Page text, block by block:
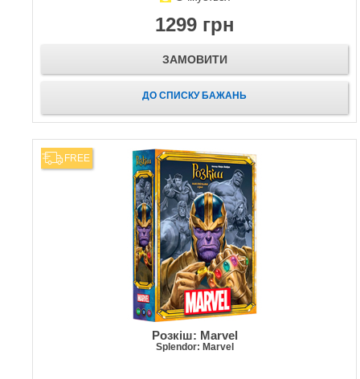
1299 грн
ЗАМОВИТИ
ДО СПИСКУ БАЖАНЬ
FREE
Розкіш: Marvel
Splendor: Marvel